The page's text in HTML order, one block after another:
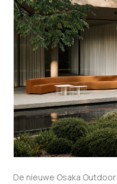
De nieuwe Osaka